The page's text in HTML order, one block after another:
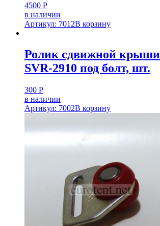
4500 Р
в наличии
Артикул: 7012В корзину
Ролик сдвижной крыши
SVR-2910 под болт, шт.
300 Р
в наличии
Артикул: 7002В корзину